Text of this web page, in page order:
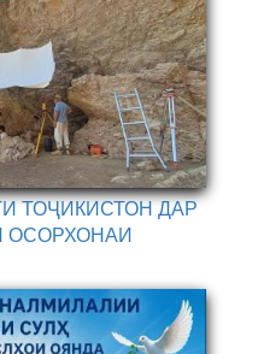
ТОҶИКИСТОН ДАР
ОСОРХОНАИ